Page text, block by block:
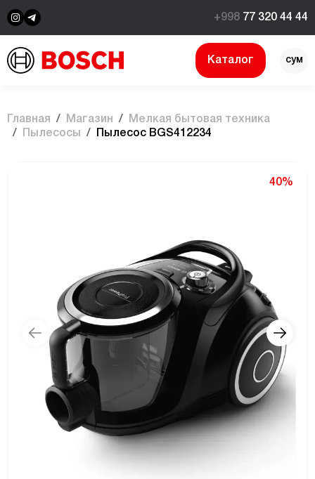
+998 77 320 44 44
Каталог сум
Главная Магазин
Мелкая бытовая техника
Пылесосы
Пылесос BGS412234
40%